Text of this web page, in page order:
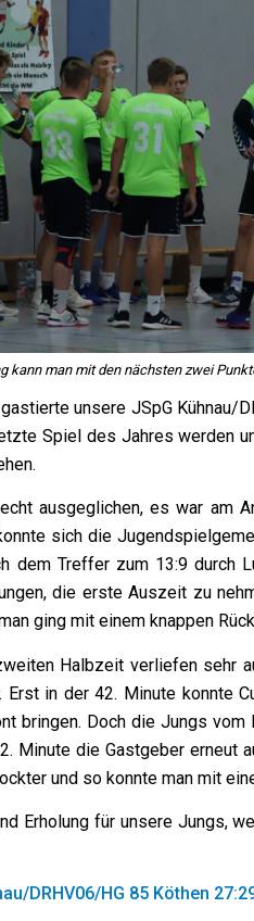
kann man mit den nächsten zwei
unsere JSpG
Spiel des Jahres werden
ausgeglichen, es war am
sich die
dem Treffer zum 13:9 durch
die erste Auszeit zu
ging mit einem knappen
Halbzeit verliefen sehr
in der 42. Minute konnte
bringen. Doch die Jungs
Minute die Gastgeber erneut
und so konnte man mit
Erholung für unsere Jungs,
DRHV06/HG 85 Köthen